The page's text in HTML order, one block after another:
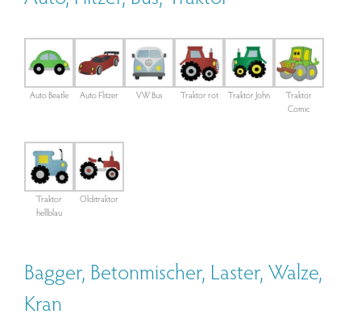
Auto Beatle Auto Flitzer VW Bus Traktor rot Traktor John
Traktor
Comic
Traktor
hellblau
Olditraktor
Bagger, Betonmischer, Laster, Walze,
Kran